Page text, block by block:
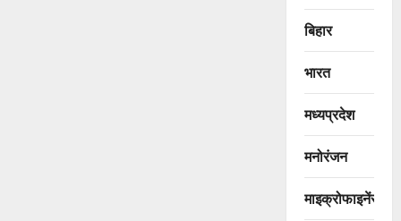
बिहार
भारत
मध्यप्रदेश
मनोरंजन
माइक्रोफाइनेंस